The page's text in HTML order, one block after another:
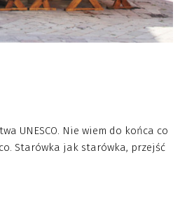
UNESCO. Nie wiem do końca co
Starówka jak starówka, przejść